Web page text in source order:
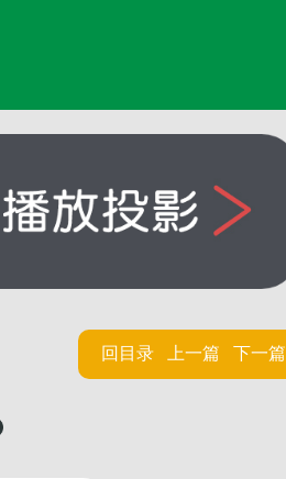
回目录 上一篇 下一篇